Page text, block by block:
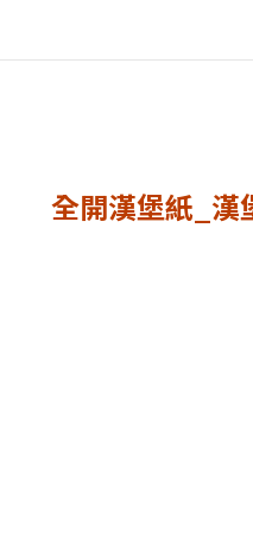
全開漢堡紙_